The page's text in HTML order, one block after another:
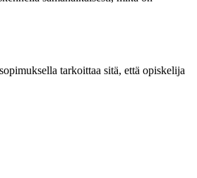
tarkoittaa sitä, että opiskelija